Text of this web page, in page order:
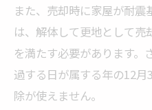
また、売却時に家屋が耐
は、解体して更地として
を満たす必要があります。
過する日が属する年の12
除が使えません。